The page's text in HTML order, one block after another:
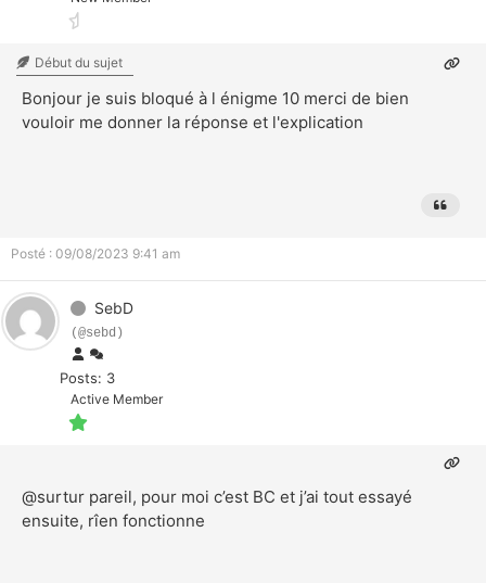
Début du sujet
Bonjour je suis bloqué à l énigme 10 merci de bien
vouloir me donner la réponse et l'explication
Posté : 09/08/2023 9:41 am
SebD
(@sebd)
Posts: 3
Active Member
@surtur pareil, pour moi c’est BC et j’ai tout essayé
ensuite, rîen fonctionne